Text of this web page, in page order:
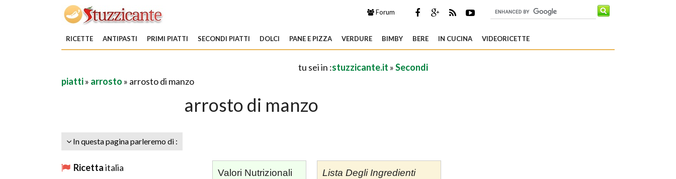
Forum
RICETTE ANTIPASTI PRIMI PIATTI SECONDI PIATTI DOLCI PANE E PIZZA VERDURE BIMBY BERE IN CUCINA VIDEORICETTE
tu sei in :stuzzicante.it »Secondi
piatti» arrosto » arrosto di manzo
arrosto di manzo
In questa pagina parleremo di :
Ricettaitalia Lista Degli Ingredienti
Valori Nutrizionali